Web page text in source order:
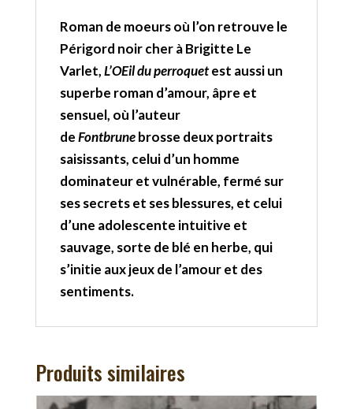
Roman de moeurs où l’on retrouve le
Périgord noir cher à Brigitte Le
Varlet,L’OEil du perroquetest aussi un
superbe roman d’amour, âpre et
sensuel, où l’auteur
deFontbrunebrosse deux portraits
saisissants, celui d’un homme
dominateur et vulnérable, fermé sur
ses secrets et ses blessures, et celui
d’une adolescente intuitive et
sauvage, sorte de blé en herbe, qui
s’initie aux jeux de l’amour et des
sentiments.
Produits similaires